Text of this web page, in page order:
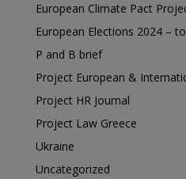
European Climate Pact
European Elections 2024 –
P and B brief
Project European &
Project HR Journal
Project Law Greece
Ukraine
Uncategorized